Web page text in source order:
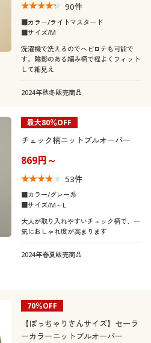
解除する
閉じる
90件
■カラー/ライトマスタード
■サイズ/M
洗濯機で洗えるのでヘビロテも可能で
す。陰影のある編み柄で程よくフィット
して細見え
2024年秋冬販売商品
最大80％OFF
チェック柄ニットプルオーバー
869円～
53件
■カラー/グレー系
■サイズ/M～L
大人が取り入れやすいチェック柄で、一
気におしゃれ度が高まります
2024年春夏販売商品
70％OFF
【ぽっちゃりさんサイズ】セーラ
ーカラーニットプルオーバー